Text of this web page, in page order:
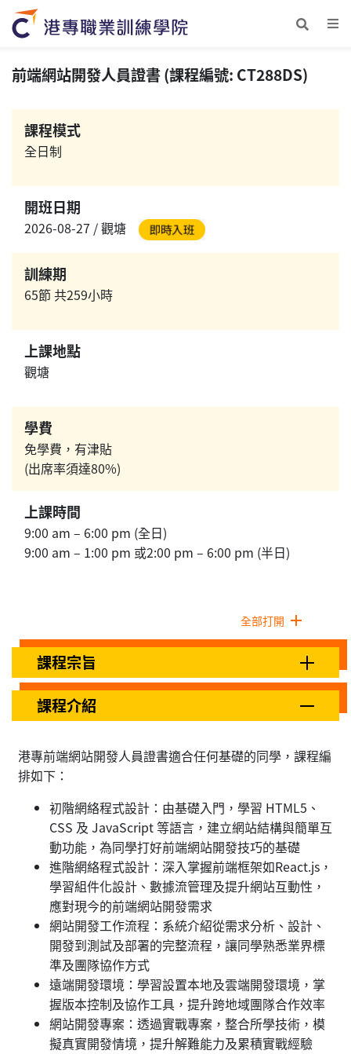
前端網站開發人員證書 (課程編號: CT288DS)
課程模式
全日制
開班日期
2026-08-27 / 觀塘
訓練期
65節 共259小時
上課地點
觀塘
學費
免學費，有津貼
(出席率須達80%)
上課時間
9:00 am – 6:00 pm (全日)
9:00 am – 1:00 pm 或2:00 pm – 6:00 pm (半日)
全部打開
課程宗旨
課程介紹
港專前端網站開發人員證書適合任何基礎的同學，課程編
排如下：
初階網絡程式設計：由基礎入門，學習 HTML5、
CSS 及 JavaScript 等語言，建立網站結構與簡單互
動功能，為同學打好前端網站開發技巧的基礎
進階網絡程式設計：深入掌握前端框架如React.js，
學習組件化設計、數據流管理及提升網站互動性，
應對現今的前端網站開發需求
網站開發工作流程：系統介紹從需求分析、設計、
開發到測試及部署的完整流程，讓同學熟悉業界標
準及團隊協作方式
遠端開發環境：學習設置本地及雲端開發環境，掌
握版本控制及協作工具，提升跨地域團隊合作效率
網站開發專案：透過實戰專案，整合所學技術，模
擬真實開發情境，提升解難能力及累積實戰經驗